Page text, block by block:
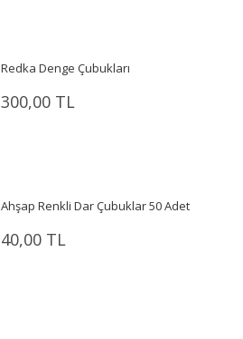
Redka Denge Çubukları
300,00 TL
Ahşap Renkli Dar Çubuklar 50 Adet
40,00 TL